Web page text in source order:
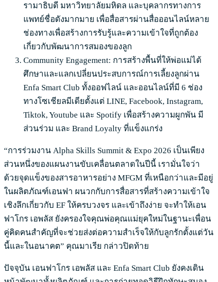
รามาธิบดี มหาวิทยาลัยมหิดล และบุคลากรทางการ
แพทย์ชื่อดังมากมาย เพื่อสื่อสารผ่านสื่อออนไลน์หลาย
ช่องทางเพื่อสร้างการรับรู้และความเข้าใจที่ถูกต้อง
เกี่ยวกับพัฒนาการสมองของลูก
Community Engagement: การสร้างพื้นที่ให้พ่อแม่ได้
ศึกษาและแลกเปลี่ยนประสบการณ์การเลี้ยงลูกผ่าน
Enfa Smart Club ทั้งออฟไลน์ และออนไลน์ที่มี 6 ช่อง
ทางโซเชียลมีเดียตั้งแต่ LINE, Facebook, Instagram,
Tiktok, Youtube และ Spotify เพื่อสร้างความผูกพัน มี
ส่วนร่วม และ Brand Loyalty ที่แข็งแกร่ง
“การร่วมงาน Alpha Skills Summit & Expo 2026 เป็นเพียง
ส่วนหนึ่งของแผนงานขับเคลื่อนตลาดในปีนี้ เรามั่นใจว่า
ด้วยจุดแข็งของสารอาหารอย่าง MFGM ที่เหนือกว่าและมีอยู่
ในผลิตภัณฑ์เอนฟา ผนวกกับการสื่อสารที่สร้างความเข้าใจ
เชิงลึกเกี่ยวกับ EF ให้ครบวงจร และเข้าถึงง่าย จะทำให้เอน
ฟาโกร เอพลัส ยังครองใจคุณพ่อคุณแม่ยุคใหม่ในฐานะเพื่อน
คู่คิดคนสำคัญที่จะช่วยส่งต่อความสำเร็จให้กับลูกรักตั้งแต่วัน
นี้และในอนาคต” คุณมาเรีย กล่าวปิดท้าย
ปัจจุบัน เอนฟาโกร เอพลัส และ Enfa Smart Club ยังคงเดิน